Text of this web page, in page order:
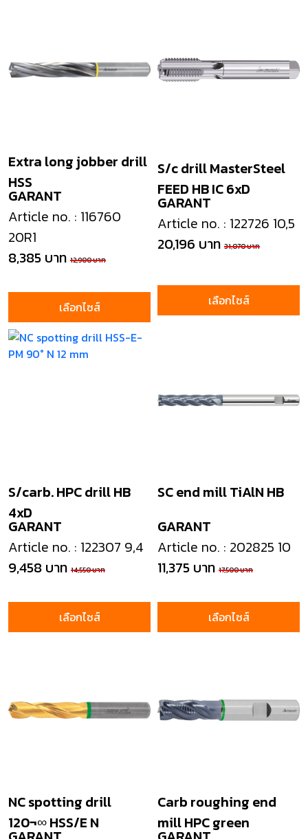
GARANT
Extra long jobber drill
HSS
Article no. : 116760
20R1
8,385 บาท 12,900 บาท
เลือกไซส์
GARANT
S/c drill MasterSteel
FEED HB IC 6xD
Article no. : 122726 10,5
20,196 บาท 31,070 บาท
เลือกไซส์
GARANT
S/carb. HPC drill HB
4xD
Article no. : 122307 9,4
9,458 บาท 14,550 บาท
เลือกไซส์
GARANT
SC end mill TiAlN HB
Article no. : 202825 10
11,375 บาท 17,500 บาท
เลือกไซส์
NC spotting drill
120¬∞ HSS/E N
Carb roughing end
mill HPC green